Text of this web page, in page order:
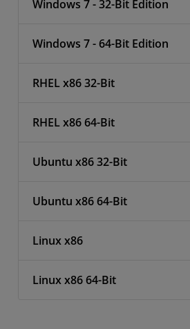
Windows 7 - 32-Bit Edition
Windows 7 - 64-Bit Edition
RHEL x86 32-Bit
RHEL x86 64-Bit
Ubuntu x86 32-Bit
Ubuntu x86 64-Bit
Linux x86
Linux x86 64-Bit